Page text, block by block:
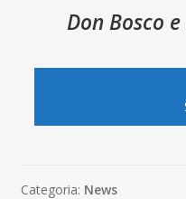
Don Bosco
Categoria: News